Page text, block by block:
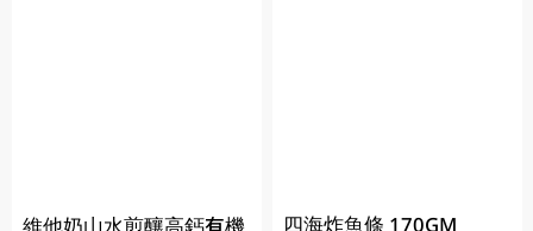
維他奶山水煎釀高鈣有機
四海炸魚條 170GM